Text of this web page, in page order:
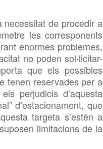
necessitat de procedir a
les corresponents
enormes problemes,
no poden sol·licitar-
que els possibles
tenen reservades per a
perjudicis d’aquesta
d’estacionament, que
targeta s’estèn a
limitacions de la